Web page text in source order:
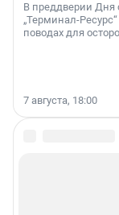
В преддверии Дня
„Терминал-
поводах для
7 августа, 18:00